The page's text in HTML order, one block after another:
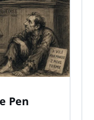
Pen